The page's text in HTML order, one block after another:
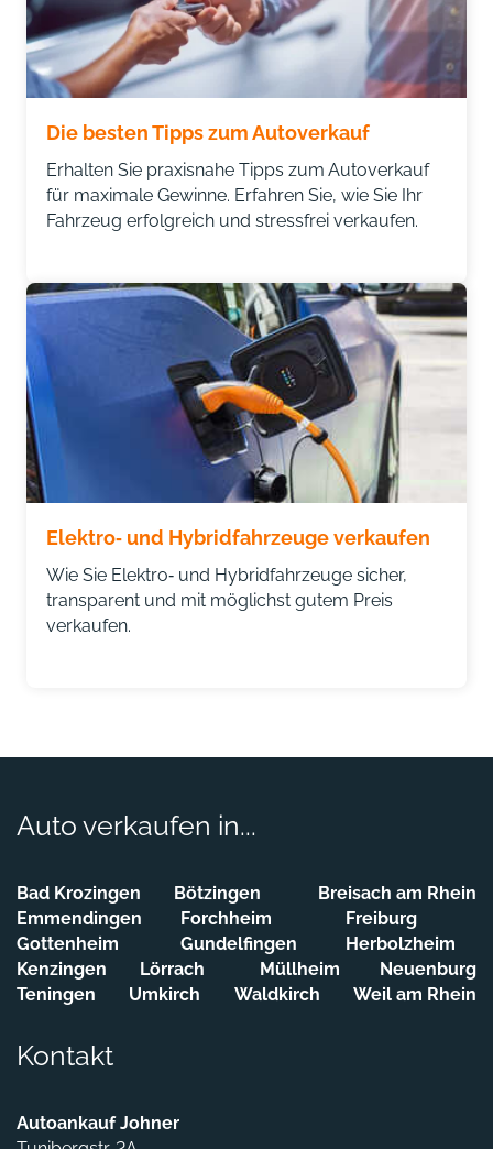
Die besten Tipps zum Autoverkauf
Erhalten Sie praxisnahe Tipps zum Autoverkauf
für maximale Gewinne. Erfahren Sie, wie Sie Ihr
Fahrzeug erfolgreich und stressfrei verkaufen.
Elektro‑ und Hybridfahrzeuge verkaufen
Wie Sie Elektro‑ und Hybridfahrzeuge sicher,
transparent und mit möglichst gutem Preis
verkaufen.
Auto verkaufen in...
Bad Krozingen Bötzingen
Breisach am Rhein
Emmendingen
Forchheim
Freiburg
Gottenheim
Gundelfingen
Herbolzheim
Kenzingen
Lörrach Müllheim
Neuenburg
Teningen
Umkirch Waldkirch Weil am Rhein
Kontakt
Autoankauf Johner